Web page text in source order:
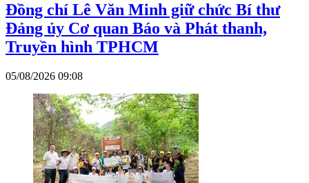
Đồng chí Lê Văn Minh giữ chức Bí thư
Đảng ủy Cơ quan Báo và Phát thanh,
Truyền hình TPHCM
05/08/2026 09:08